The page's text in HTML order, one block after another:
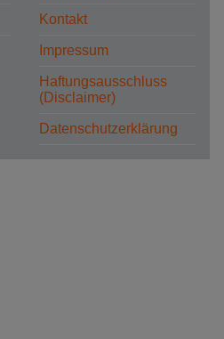
Kontakt
Impressum
Haftungsausschluss
(Disclaimer)
Datenschutzerklärung